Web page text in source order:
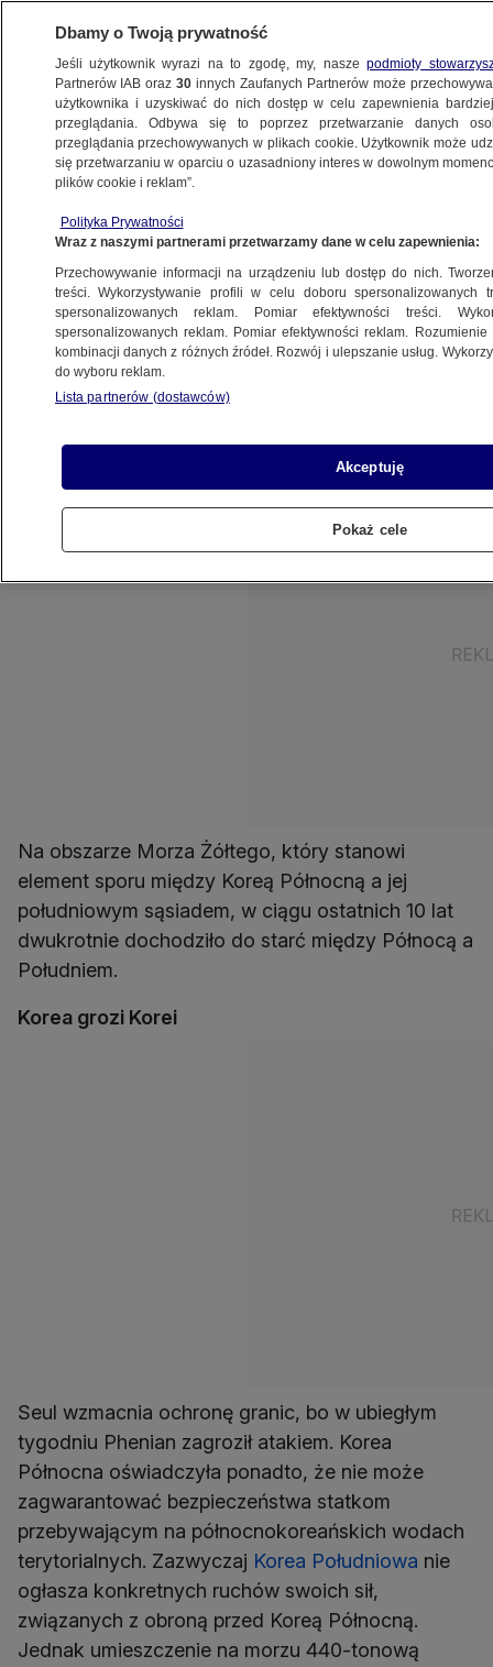
ŚWIAT
2.06.2009, 06:01Aktualizacja: 2.06.2009, 06:30
Udostępnij
Korea Południowa wzmocniła we wtorek sporny
odcinek granicy morskiej z Koreą Północną i
wysłała w ten rejon nowoczesny okręt rakietowy
Na obszarze Morza Żółtego, który stanowi
element sporu między Koreą Północną a jej
południowym sąsiadem, w ciągu ostatnich 10 lat
dwukrotnie dochodziło do starć między Północą a
Południem.
Korea grozi Korei
Seul wzmacnia ochronę granic, bo w ubiegłym
tygodniu Phenian zagroził atakiem. Korea
Północna oświadczyła ponadto, że nie może
zagwarantować bezpieczeństwa statkom
przebywającym na północnokoreańskich wodach
terytorialnych. Zazwyczaj Korea Południowa nie
ogłasza konkretnych ruchów swoich sił,
związanych z obroną przed Koreą Północną.
Jednak umieszczenie na morzu 440-tonową
Dbamy o Twoją prywatność
Jeśli użytkownik wyrazi na to zgodę, my, naszepodmioty
Partnerów IAB oraz30 innych Zaufanych Partnerów może
użytkownika i uzyskiwać do nich dostęp w celu zapewnienia
przeglądania. Odbywa się to poprzez przetwarzanie danych
przeglądania przechowywanych w plikach cookie. Użytkownik może
się przetwarzaniu w oparciu o uzasadniony interes w dowolnym
plików cookie i reklam”.
Polityka Prywatności
Wraz z naszymi partnerami przetwarzamy dane w celu zapewnienia:
Przechowywanie informacji na urządzeniu lub dostęp do nich.
treści. Wykorzystywanie profili w celu doboru spersonalizowanych
spersonalizowanych reklam. Pomiar efektywności treści.
spersonalizowanych reklam. Pomiar efektywności reklam.
kombinacji danych z różnych źródeł. Rozwój i ulepszanie usług.
do wyboru reklam.
Lista partnerów (dostawców)
Akceptuję
Pokaż cele